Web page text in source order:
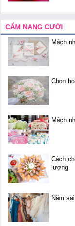
CẨM NANG CƯỚI
Mách
Chọn
Mách
Cách
lượng
Năm